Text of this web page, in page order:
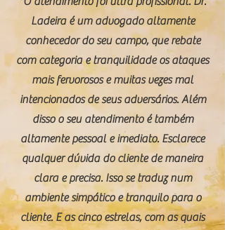
Ladeira é um advogado altamente
conhecedor do seu campo, que rebate
com categoria e tranquilidade os ataques
mais fervorosos e muitas vezes mal
intencionados de seus adversários. Além
disso o seu atendimento é também
altamente pessoal e imediato. Esclarece
qualquer dúvida do cliente de maneira
clara e precisa. Isso se traduz num
ambiente simpático e tranquilo para o
cliente. E as cinco estrelas, com as quais